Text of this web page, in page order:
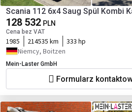
Scania 112 6x4 Saug Spül Kombi
128 532 PLN
Cena bez VAT
1985 214535 km
333 hp
Niemcy, Boitzen
Mein-Laster GmbH
Formularz